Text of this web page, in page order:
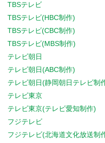
TBSテレビ
TBSテレビ(HBC制作)
TBSテレビ(CBC制作)
TBSテレビ(MBS制作)
テレビ朝日
テレビ朝日(ABC制作)
テレビ朝日(静岡朝日テレビ制
テレビ東京
テレビ東京(テレビ愛知制作)
フジテレビ
フジテレビ(北海道文化放送制